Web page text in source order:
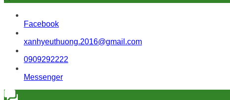
Facebook
xanhyeuthuong.2016@gmail.com
0909292222
Messenger